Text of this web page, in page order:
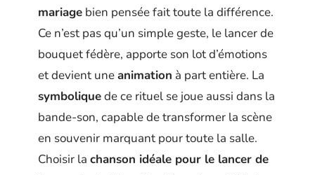
mariage bien pensée fait toute la différence.
Ce n’est pas qu’un simple geste, le lancer de
bouquet fédère, apporte son lot d’émotions
et devient uneanimation à part entière. La
symboliquede ce rituel se joue aussi dans la
bande-son, capable de transformer la scène
en souvenir marquant pour toute la salle.
Choisir la chanson idéale pour le lancer de